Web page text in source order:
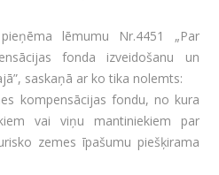
lēmumu Nr.4451 „Par
fonda izveidošanu un
saskaņā ar ko tika nolemts:
kompensācijas fondu, no kura
vai viņu mantiniekiem par
zemes īpašumu piešķirama